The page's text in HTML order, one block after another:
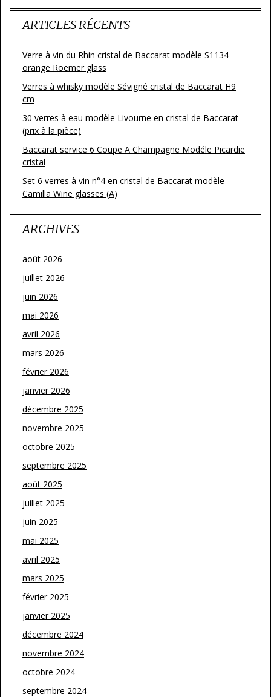
ARTICLES RÉCENTS
Verre à vin du Rhin cristal de Baccarat modèle S1134
orange Roemer glass
Verres à whisky modèle Sévigné cristal de Baccarat H9
cm
30 verres à eau modèle Livourne en cristal de Baccarat
(prix à la pièce)
Baccarat service 6 Coupe A Champagne Modéle Picardie
cristal
Set 6 verres à vin n°4 en cristal de Baccarat modèle
Camilla Wine glasses (A)
ARCHIVES
août 2026
juillet 2026
juin 2026
mai 2026
avril 2026
mars 2026
février 2026
janvier 2026
décembre 2025
novembre 2025
octobre 2025
septembre 2025
août 2025
juillet 2025
juin 2025
mai 2025
avril 2025
mars 2025
février 2025
janvier 2025
décembre 2024
novembre 2024
octobre 2024
septembre 2024